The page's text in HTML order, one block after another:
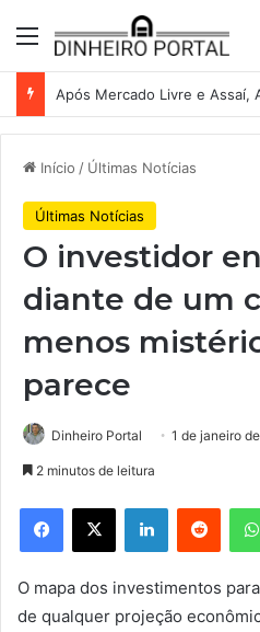
Menu
Início / Últimas Notícias
Últimas Notícias
O investidor
diante de um
menos
parece
Dinheiro Portal 1 de janeiro
2 minutos de leitura
Facebook
X Linkedin
O mapa dos investimentos
de qualquer projeção